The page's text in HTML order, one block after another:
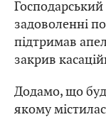
Господарський
задоволенні
підтримав
закрив
Додамо, що
якому